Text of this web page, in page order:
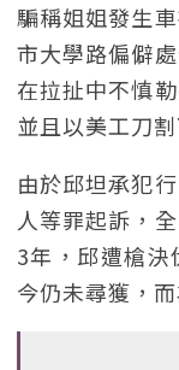
騙稱姐姐發生
市大學路偏僻
在拉扯中不慎
並且以美工刀
由於邱坦承犯
人等罪起訴，
3年，邱遭槍決
今仍未尋獲，